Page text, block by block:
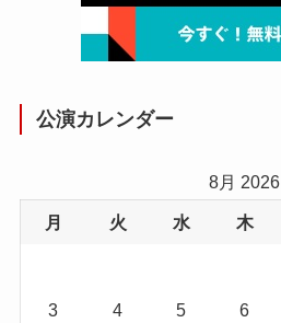
公演カレンダー
8月 2026
月 火 水 木
3 4 5 6